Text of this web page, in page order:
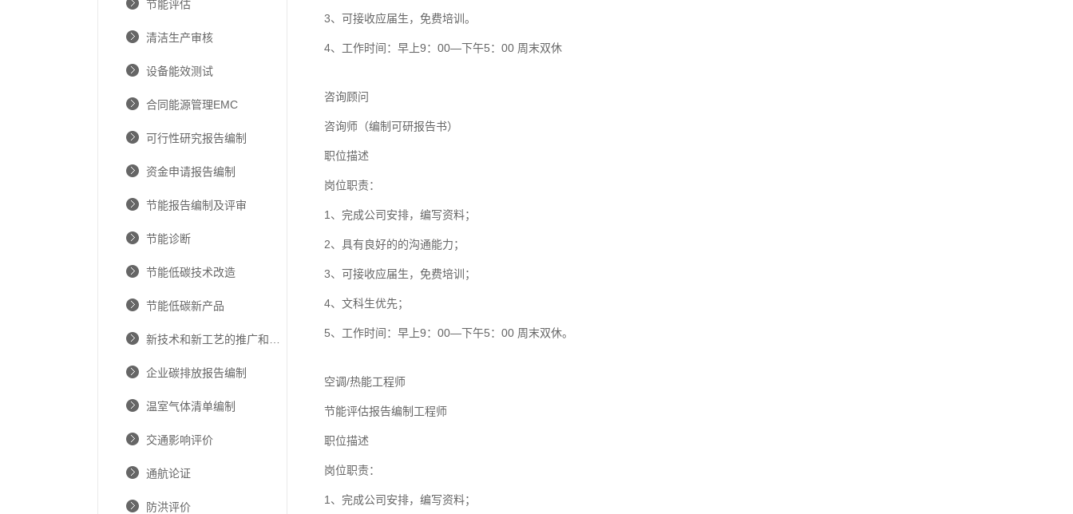
林业评估
选址规划
节能评估
清洁生产审核
设备能效测试
合同能源管理EMC
可行性研究报告编制
资金申请报告编制
节能报告编制及评审
节能诊断
节能低碳技术改造
节能低碳新产品
企业碳排放报告编制
温室气体清单编制
交通影响评价
通航论证
防洪评价
3、可接收应届生，免费培训。
4、工作时间：早上9：00—下午5：00 周末双休
咨询顾问
咨询师（编制可研报告书）
职位描述
岗位职责：
1、完成公司安排，编写资料；
2、具有良好的的沟通能力；
3、可接收应届生，免费培训；
4、文科生优先；
5、工作时间：早上9：00—下午5：00 周末双休。
空调/热能工程师
节能评估报告编制工程师
职位描述
岗位职责：
1、完成公司安排，编写资料；